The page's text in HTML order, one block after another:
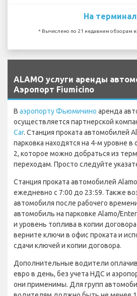
На
* Вычислено по 21 недавним обзорам
ALAMO услуги аренды
Аэропорт Fiumicino
В аэропорту Фьюмичино аренда
осуществляется партнерской
Car. Станция проката автомобилей
парковка находятся на 4-м уровне в
2, которое можно добраться из
переходам. Просто следуйте
Станция проката автомобилей
ежедневно с 7:00 до 23:59. Также
автомобиля после рабочего
автомобиль на парковке Alamo/
и уровень топлива в копии
верните ключи в офис проката и
сдачи ключей и копии договора.
Дополнительные водители
евро в день, без учета НДС и
они применимы. Для групп